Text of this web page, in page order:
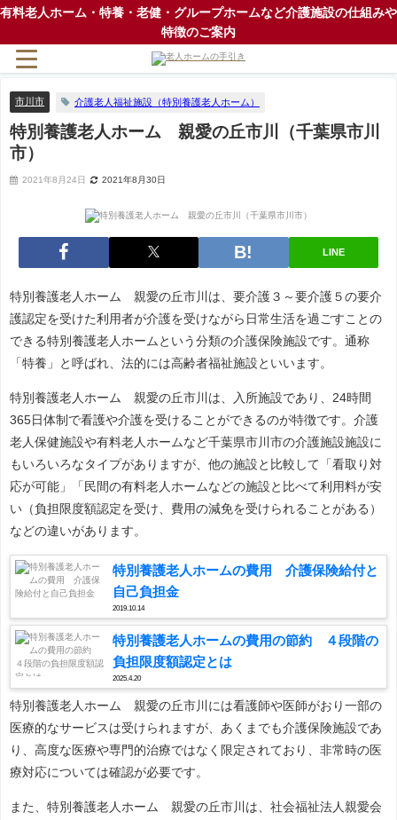
有料老人ホーム・特養・老健・グループホームなど介護施設の仕組みや
特徴のご案内
市川市 介護老人福祉施設（特別養護老人ホーム）
特別養護老人ホーム 親愛の丘市川（千葉県市川
市）
2021年8月24日 2021年8月30日
LINE
特別養護老人ホーム 親愛の丘市川は、要介護３～要介護５の要介
護認定を受けた利用者が介護を受けながら日常生活を過ごすことの
できる特別養護老人ホームという分類の介護保険施設です。通称
「特養」と呼ばれ、法的には高齢者福祉施設といいます。
特別養護老人ホーム 親愛の丘市川は、入所施設であり、24時間
365日体制で看護や介護を受けることができるのが特徴です。介護
老人保健施設や有料老人ホームなど千葉県市川市の介護施設施設に
もいろいろなタイプがありますが、他の施設と比較して「看取り対
応が可能」「民間の有料老人ホームなどの施設と比べて利用料が安
い（負担限度額認定を受け、費用の減免を受けられることがある）
などの違いがあります。
特別養護老人ホームの費用 介護保険給付と
自己負担金
2019.10.14
特別養護老人ホームの費用の節約 ４段階の
負担限度額認定とは
2025.4.20
特別養護老人ホーム 親愛の丘市川には看護師や医師がおり一部の
医療的なサービスは受けられますが、あくまでも介護保険施設であ
り、高度な医療や専門的治療ではなく限定されており、非常時の医
療対応については確認が必要です。
また、特別養護老人ホーム 親愛の丘市川は、社会福祉法人親愛会